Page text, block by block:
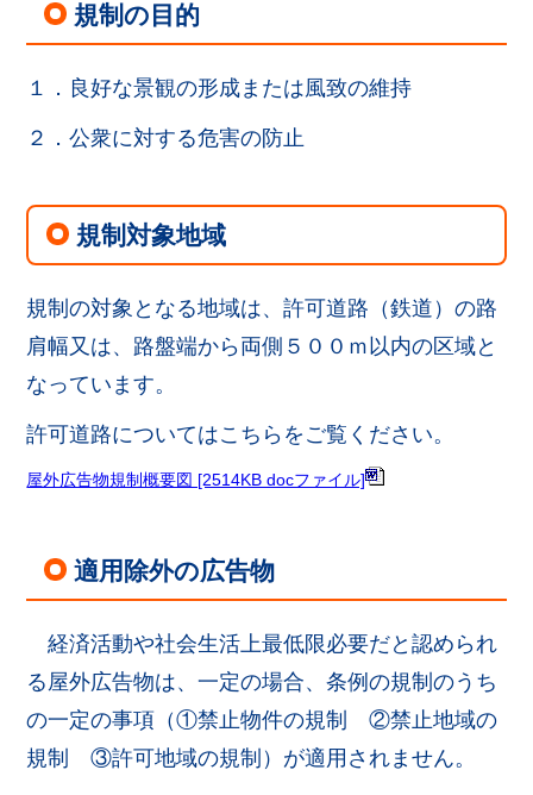
規制の目的
１．良好な景観の形成または風致の維持
２．公衆に対する危害の防止
規制対象地域
規制の対象となる地域は、許可道路（鉄道）の路
肩幅又は、路盤端から両側５００ｍ以内の区域と
なっています。
許可道路についてはこちらをご覧ください。
屋外広告物規制概要図 [2514KB docファイル]
適用除外の広告物
経済活動や社会生活上最低限必要だと認められ
る屋外広告物は、一定の場合、条例の規制のうち
の一定の事項（①禁止物件の規制 ②禁止地域の
規制 ③許可地域の規制）が適用されません。